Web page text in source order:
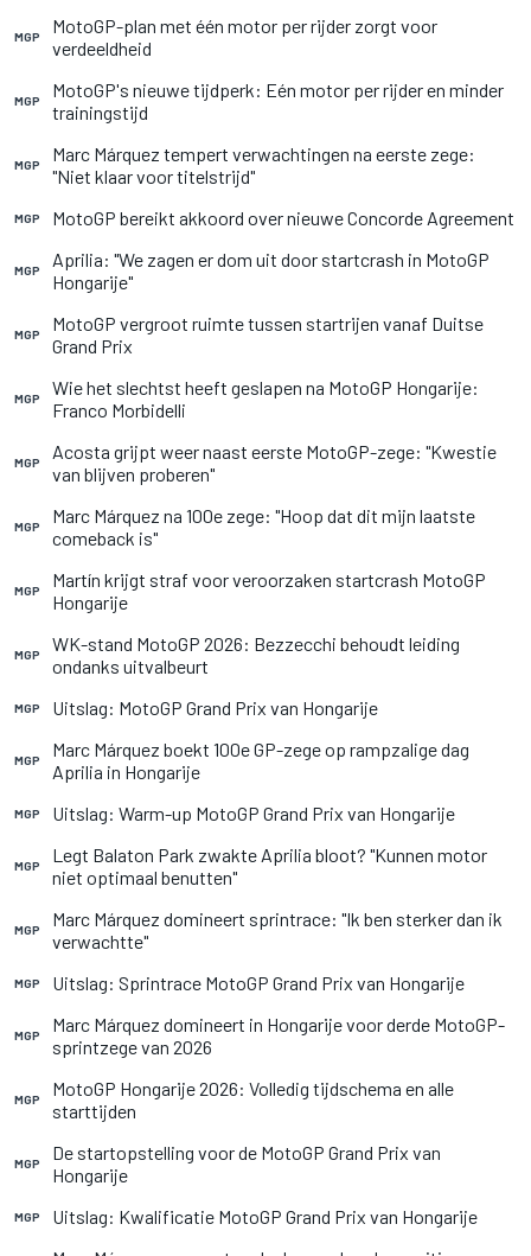
MGP
MotoGP-plan met één motor per rijder zorgt voor
verdeeldheid
MGP
MotoGP's nieuwe tijdperk: Eén motor per rijder en minder
trainingstijd
MGP
Marc Márquez tempert verwachtingen na eerste zege:
"Niet klaar voor titelstrijd"
MGP MotoGP bereikt akkoord over nieuwe Concorde Agreement
MGP
Aprilia: "We zagen er dom uit door startcrash in MotoGP
Hongarije"
MGP
MotoGP vergroot ruimte tussen startrijen vanaf Duitse
Grand Prix
MGP
Wie het slechtst heeft geslapen na MotoGP Hongarije:
Franco Morbidelli
MGP
Acosta grijpt weer naast eerste MotoGP-zege: "Kwestie
van blijven proberen"
MGP
Marc Márquez na 100e zege: "Hoop dat dit mijn laatste
comeback is"
MGP
Martín krijgt straf voor veroorzaken startcrash MotoGP
Hongarije
MGP
WK-stand MotoGP 2026: Bezzecchi behoudt leiding
ondanks uitvalbeurt
MGP Uitslag: MotoGP Grand Prix van Hongarije
MGP
Marc Márquez boekt 100e GP-zege op rampzalige dag
Aprilia in Hongarije
MGP Uitslag: Warm-up MotoGP Grand Prix van Hongarije
MGP
Legt Balaton Park zwakte Aprilia bloot? "Kunnen motor
niet optimaal benutten"
MGP
Marc Márquez domineert sprintrace: "Ik ben sterker dan ik
verwachtte"
MGP Uitslag: Sprintrace MotoGP Grand Prix van Hongarije
MGP
Marc Márquez domineert in Hongarije voor derde MotoGP-
sprintzege van 2026
MGP
MotoGP Hongarije 2026: Volledig tijdschema en alle
starttijden
MGP
De startopstelling voor de MotoGP Grand Prix van
Hongarije
MGP
Uitslag: Kwalificatie MotoGP Grand Prix van Hongarije